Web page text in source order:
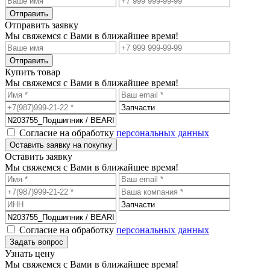
Отправить заявку
Мы свяжемся с Вами в ближайшее время!
Купить товар
Мы свяжемся с Вами в ближайшее время!
Согласие на обработку персональных данных
Оставить заявку
Мы свяжемся с Вами в ближайшее время!
Согласие на обработку персональных данных
Узнать цену
Мы свяжемся с Вами в ближайшее время!